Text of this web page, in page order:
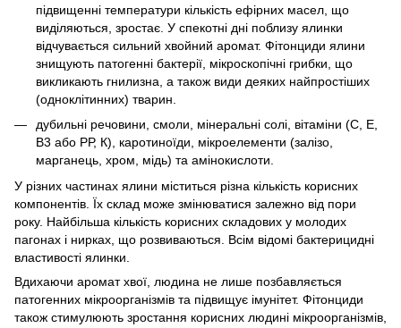
підвищенні температури кількість ефірних масел, що
виділяються, зростає. У спекотні дні поблизу ялинки
відчувається сильний хвойний аромат. Фітонциди ялини
знищують патогенні бактерії, мікроскопічні грибки, що
викликають гнилизна, а також види деяких найпростіших
(одноклітинних) тварин.
дубильні речовини, смоли, мінеральні солі, вітаміни (С, Е,
В3 або РР, К), каротиноїди, мікроелементи (залізо,
марганець, хром, мідь) та амінокислоти.
У різних частинах ялини міститься різна кількість корисних
компонентів. Їх склад може змінюватися залежно від пори
року. Найбільша кількість корисних складових у молодих
пагонах і нирках, що розвиваються. Всім відомі бактерицидні
властивості ялинки.
Вдихаючи аромат хвої, людина не лише позбавляється
патогенних мікроорганізмів та підвищує імунітет. Фітонциди
також стимулюють зростання корисних людині мікроорганізмів,